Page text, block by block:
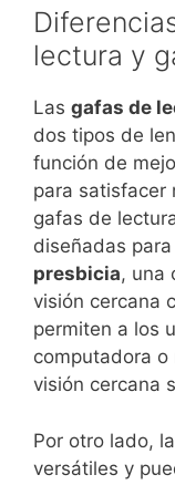
lectura y
Las gafas de
dos tipos de
función de
para satisfacer
gafas de
diseñadas
presbicia, una
visión cercana
permiten a los
computadora o
visión cercana
Por otro lado,
versátiles y